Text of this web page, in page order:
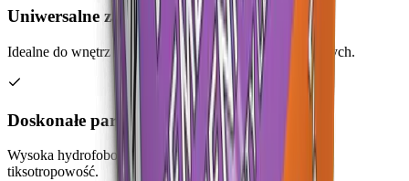
Uniwersalne zastosowanie
Idealne do wnętrz oraz na zewnątrz obiektów budowlanych.
Doskonałe parametry
Wysoka hydrofobowość (odporność na wilgoć) oraz
tiksotropowość.